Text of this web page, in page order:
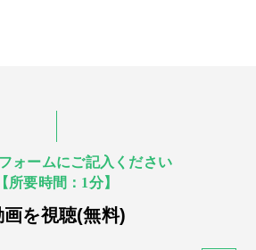
ォームにご記入ください
【所要時間：1分】
画を視聴(無料)